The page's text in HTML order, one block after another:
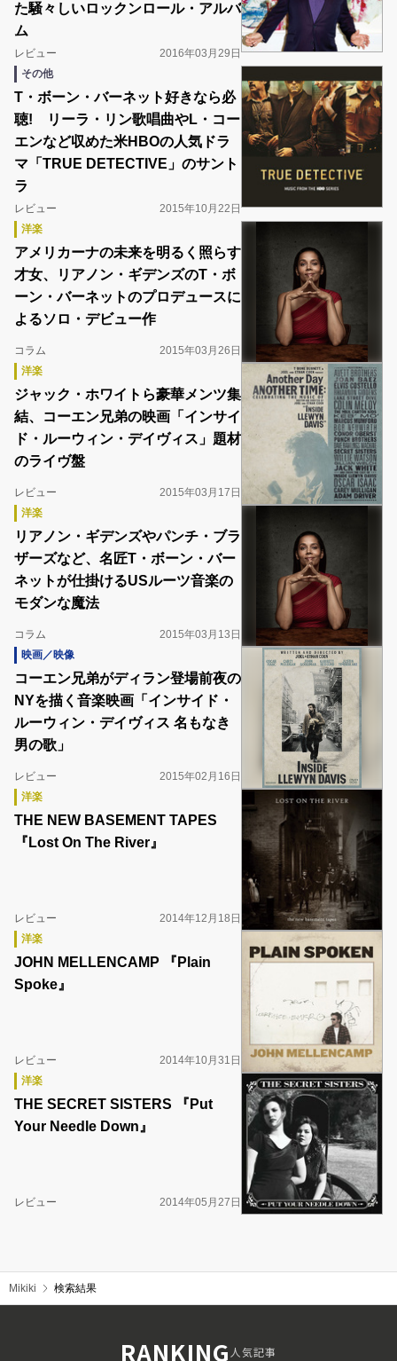
た騒々しいロックンロール・アルバ
ム
レビュー
2016年03月29日
その他
T・ボーン・バーネット好きなら必
聴! リーラ・リン歌唱曲やL・コー
エンなど収めた米HBOの人気ドラ
マ「TRUE DETECTIVE」のサント
ラ
レビュー
2015年10月22日
洋楽
アメリカーナの未来を明るく照らす
才女、リアノン・ギデンズのT・ボ
ーン・バーネットのプロデュースに
よるソロ・デビュー作
コラム
2015年03月26日
洋楽
ジャック・ホワイトら豪華メンツ集
結、コーエン兄弟の映画「インサイ
ド・ルーウィン・デイヴィス」題材
のライヴ盤
レビュー
2015年03月17日
洋楽
リアノン・ギデンズやパンチ・ブラ
ザーズなど、名匠T・ボーン・バー
ネットが仕掛けるUSルーツ音楽の
モダンな魔法
コラム
2015年03月13日
映画／映像
コーエン兄弟がディラン登場前夜の
NYを描く音楽映画「インサイド・
ルーウィン・デイヴィス 名もなき
男の歌」
レビュー
2015年02月16日
洋楽
THE NEW BASEMENT TAPES
『Lost On The River』
レビュー
2014年12月18日
洋楽
JOHN MELLENCAMP 『Plain
Spoke』
レビュー
2014年10月31日
洋楽
THE SECRET SISTERS 『Put
Your Needle Down』
レビュー 2014年05月27日
Mikiki 検索結果
RANKING人気記事